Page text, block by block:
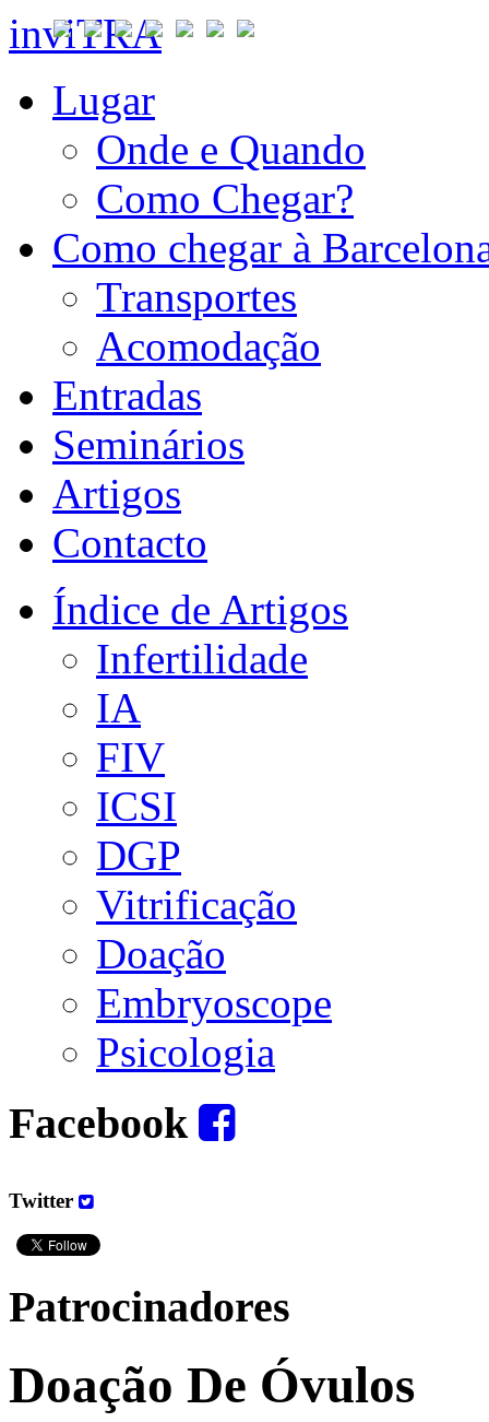
inviTRA
Lugar
Onde e Quando
Como Chegar?
Como chegar à
Transportes
Acomodação
Entradas
Seminários
Artigos
Contacto
Índice de Artigos
Infertilidade
IA
FIV
ICSI
DGP
Vitrificação
Doação
Embryoscope
Psicologia
Facebook
Twitter
Patrocinadores
Doação De Óvulos